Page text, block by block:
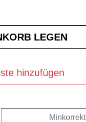
hinzufügen
Minkorrekt